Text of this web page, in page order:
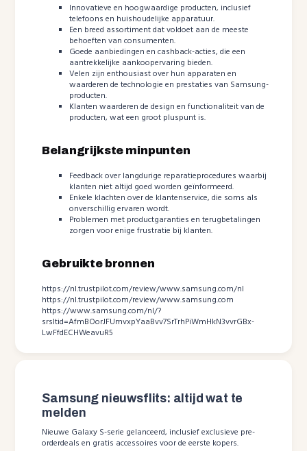
Innovatieve en hoogwaardige producten, inclusief
telefoons en huishoudelijke apparatuur.
Een breed assortiment dat voldoet aan de meeste
behoeften van consumenten.
Goede aanbiedingen en cashback-acties, die een
aantrekkelijke aankoopervaring bieden.
Velen zijn enthousiast over hun apparaten en
waarderen de technologie en prestaties van Samsung-
producten.
Klanten waarderen de design en functionaliteit van de
producten, wat een groot pluspunt is.
Belangrijkste minpunten
Feedback over langdurige reparatieprocedures waarbij
klanten niet altijd goed worden geïnformeerd.
Enkele klachten over de klantenservice, die soms als
onverschillig ervaren wordt.
Problemen met productgaranties en terugbetalingen
zorgen voor enige frustratie bij klanten.
Gebruikte bronnen
https://nl.trustpilot.com/review/www.samsung.com/nl
https://nl.trustpilot.com/review/www.samsung.com
https://www.samsung.com/nl/?
srsltid=AfmBOorJFUmvxpYaaBvv7SrTrhPiWmHkN3vvrGBx-
LwFfdECHWeavuR5
Samsung nieuwsflits: altijd wat te
melden
Nieuwe Galaxy S-serie gelanceerd, inclusief exclusieve pre-
orderdeals en gratis accessoires voor de eerste kopers.